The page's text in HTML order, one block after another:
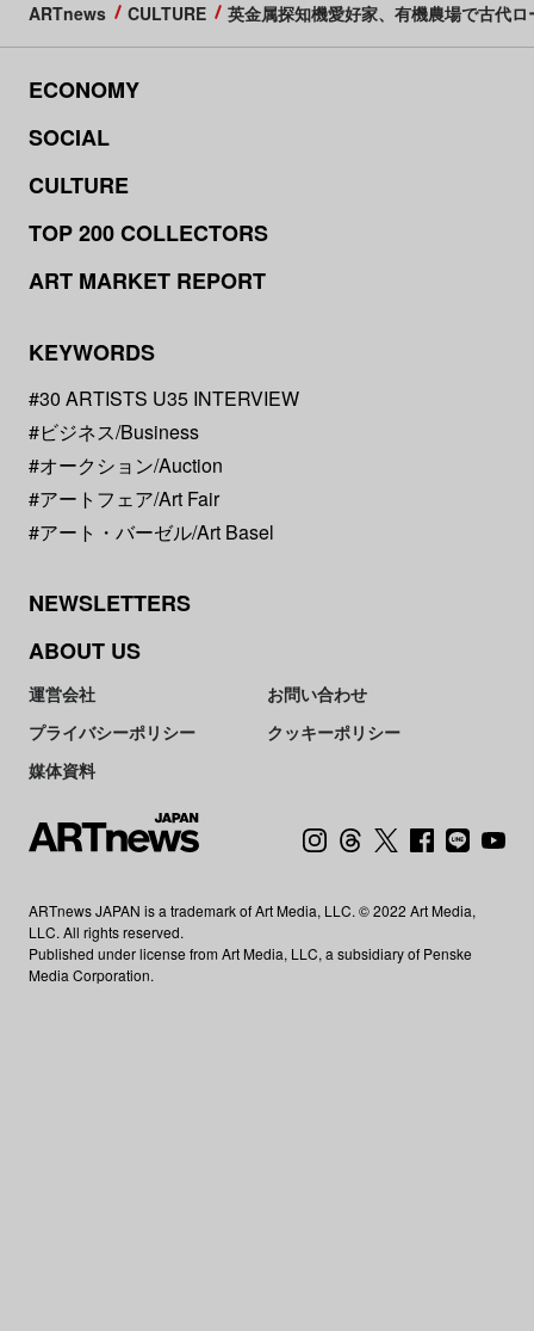
ARTnews CULTURE 英金属探知機愛好家、有機農場で古代
ECONOMY
SOCIAL
CULTURE
TOP 200 COLLECTORS
ART MARKET REPORT
KEYWORDS
#30 ARTISTS U35 INTERVIEW
#ビジネス/Business
#オークション/Auction
#アートフェア/Art Fair
#アート・バーゼル/Art Basel
NEWSLETTERS
ABOUT US
運営会社
お問い合わせ
プライバシーポリシー
クッキーポリシー
媒体資料
ARTnews JAPAN is a trademark of Art Media, LLC. © 2022 Art Media,
LLC. All rights reserved.
Published under license from Art Media, LLC, a subsidiary of Penske
Media Corporation.